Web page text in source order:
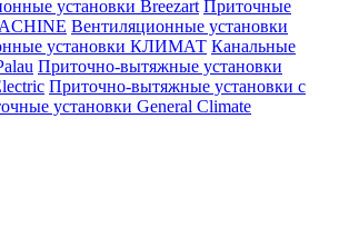
установки Breezart Приточные
Вентиляционные установки
установки КЛИМАТ Канальные
Приточно-вытяжные установки
Приточно-вытяжные установки с
установки General Climate